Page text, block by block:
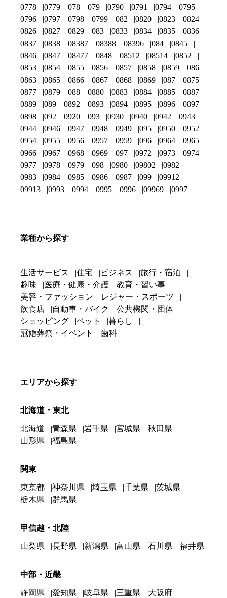
0778
0779 078 079 0790 0791 0794
0795
0796
0797 0798 0799 082 0820 0823
0824
0826
0827 0829 083 0833 0834 0835
0836
0837
0838 08387 08388 08396 084
0845
0846
0847 08477 0848 08512 08514
0852
0853
0854 0855 0856 0857 0858 0859
086
0863
0865 0866 0867 0868 0869 087
0875
0877
0879 088 0880 0883 0884 0885
0887
0889
089 0892 0893 0894 0895 0896
0897
0898
092 0920 093 0930 0940 0942
0943
0944
0946 0947 0948 0949 095 0950
0952
0954
0955 0956 0957 0959 096 0964
0965
0966
0967 0968 0969 097 0972 0973
0974
0977
0978 0979 098 0980 09802
0982
0983
0984 0985 0986 0987 099
09912
09913
0993 0994 0995 0996 09969 0997
業種から探す
生活サービス 住宅 ビジネス
旅行・宿泊
趣味
医療・健康・介護
教育・習い事
美容・ファッション
レジャー・スポーツ
飲食店
自動車・バイク
公共機関・団体
ショッピング
ペット
暮らし
冠婚葬祭・イベント
歯科
エリアから探す
北海道・東北
北海道 青森県 岩手県 宮城県
秋田県
山形県
福島県
関東
東京都 神奈川県 埼玉県 千葉県
茨城県
栃木県
群馬県
甲信越・北陸
山梨県 長野県 新潟県 富山県 石川県 福井県
中部・近畿
静岡県 愛知県 岐阜県 三重県
大阪府